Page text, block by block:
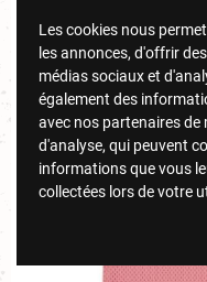
Les cookies nous
les annonces, d'offrir
médias sociaux et
également des
avec nos partenaires de
d'analyse, qui peuvent
informations que vous
collectées lors de votre